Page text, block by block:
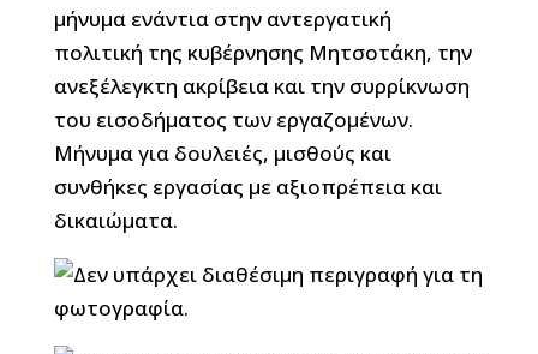
μήνυμα ενάντια στην αντεργατική
πολιτική της κυβέρνησης Μητσοτάκη, την
ανεξέλεγκτη ακρίβεια και την συρρίκνωση
του εισοδήματος των εργαζομένων.
Μήνυμα για δουλειές, μισθούς και
συνθήκες εργασίας με αξιοπρέπεια και
δικαιώματα.